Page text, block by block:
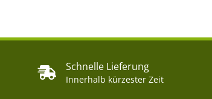
Schnelle Lieferung
Innerhalb kürzester Zeit